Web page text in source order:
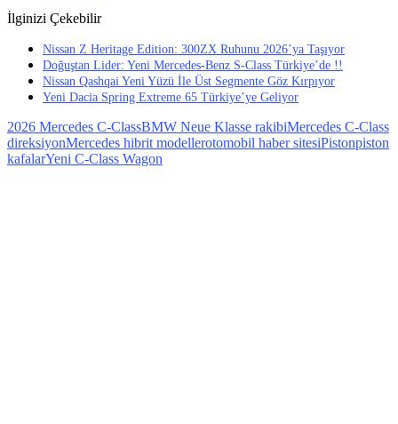
İlginizi Çekebilir
Nissan Z Heritage Edition: 300ZX Ruhunu 2026’ya Taşıyor
Doğuştan Lider: Yeni Mercedes-Benz S-Class Türkiye’de !!
Nissan Qashqai Yeni Yüzü İle Üst Segmente Göz Kırpıyor
Yeni Dacia Spring Extreme 65 Türkiye’ye Geliyor
2026 Mercedes C-ClassBMW Neue Klasse rakibiMercedes C-Class
direksiyonMercedes hibrit modellerotomobil haber sitesiPistonpiston
kafalarYeni C-Class Wagon